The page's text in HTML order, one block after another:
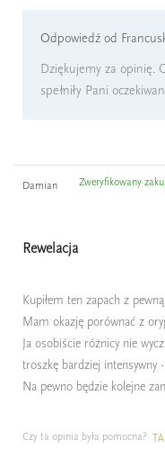
Odpowiedź od
Dziękujemy za opinię.
spełniły Pani
Damian Zweryfikowany
Rewelacja
Kupiłem ten zapach z
Mam okazję porównać z
Ja osobiście różnicy nie
troszkę bardziej intensywny
Na pewno będzie kolejne
Czy ta opinia była pomocna?